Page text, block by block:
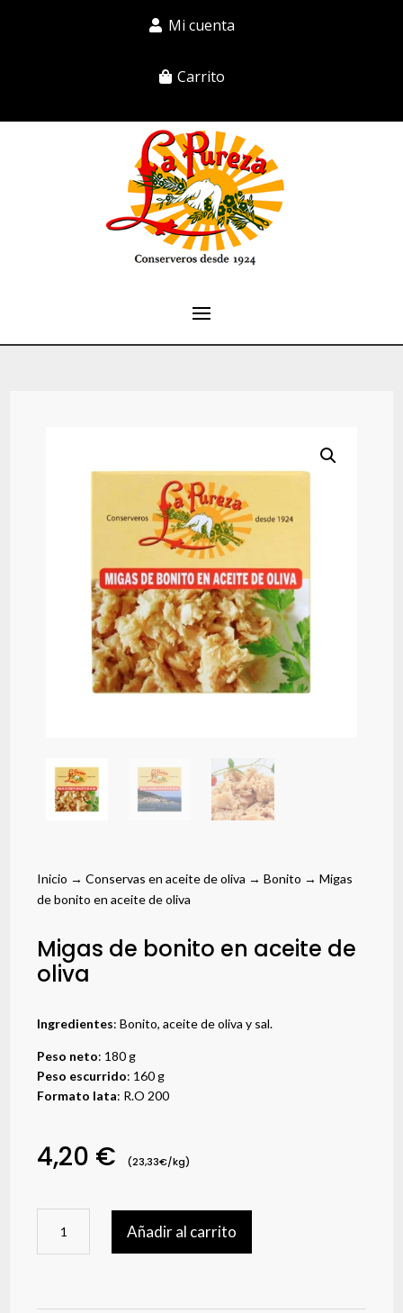
Mi cuenta
Carrito
Inicio →Conservas en aceite de oliva →Bonito → Migas
de bonito en aceite de oliva
Migas de bonito en aceite de
oliva
Ingredientes: Bonito, aceite de oliva y sal.
Peso neto: 180 g
Peso escurrido: 160 g
Formato lata: R.O 200
4,20 € (23,33€/kg)
bonito
Añadir al carrito